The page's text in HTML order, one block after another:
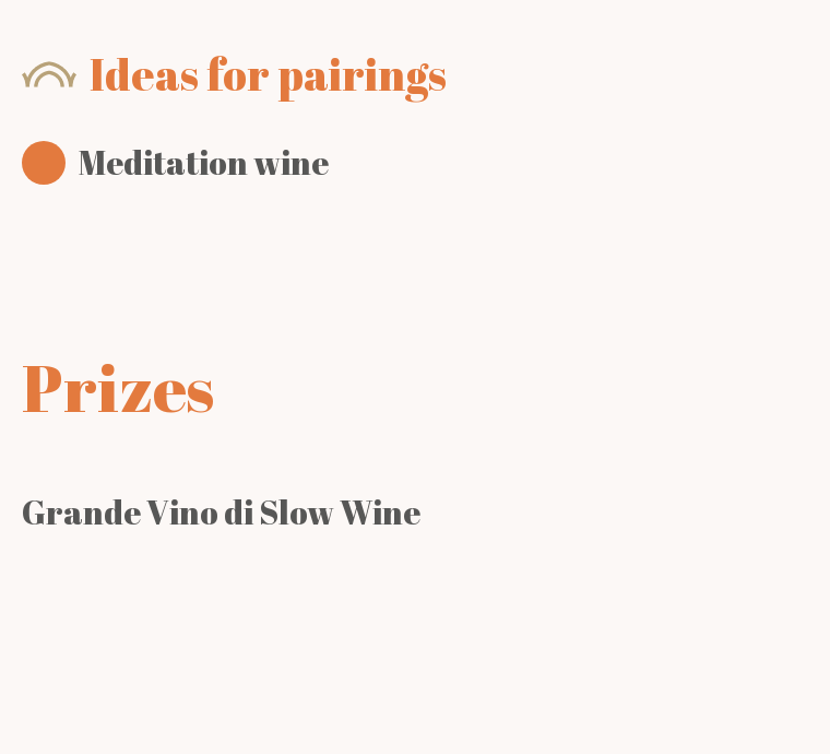
Ideas for pairings
Meditation wine
Prizes
Grande Vino di Slow Wine